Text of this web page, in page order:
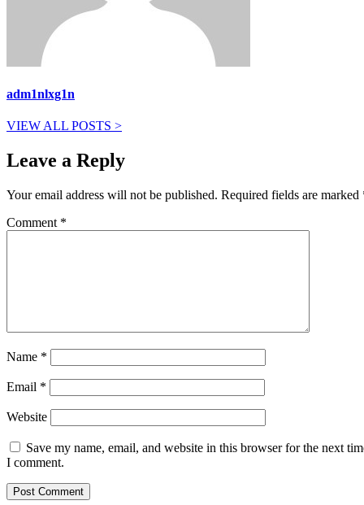
adm1nlxg1n
VIEW ALL POSTS >
Leave a Reply
Your email address will not be published. Required fields are marked
Comment *
Name *
Email *
Website
Save my name, email, and website in this browser for the next
I comment.